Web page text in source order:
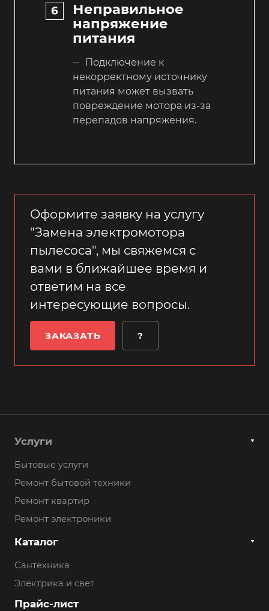
Неправильное
напряжение
питания
Подключение к
некорректному источнику
питания может вызвать
повреждение мотора из-за
перепадов напряжения.
Оформите заявку на услугу
"Замена электромотора
пылесоса", мы свяжемся с
вами в ближайшее время и
ответим на все
интересующие вопросы.
ЗАКАЗАТЬ ?
Услуги
Бытовые услуги
Ремонт бытовой техники
Ремонт квартир
Ремонт электроники
Каталог
Сантехника
Электрика и свет
Прайс-лист